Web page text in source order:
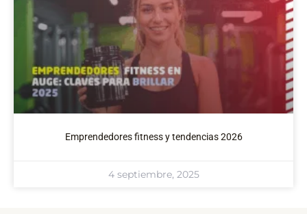
Emprendedores fitness y tendencias 2026
4 septiembre, 2025